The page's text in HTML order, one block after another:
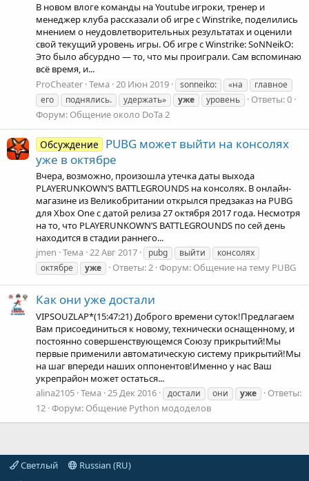
В новом влоге команды на Youtube игроки, тренер и
менеджер клуба рассказали об игре с Winstrike, поделились
мнением о неудовлетворительных результатах и оценили
свой текущий уровень игры. Об игре с Winstrike: SoNNeikO:
Это было абсурдно — то, что мы проиграли. Сам вспоминаю
всё время, и...
ProCheater Тема 20 Июн 2019 sonneiko: «на
главное
его
поднялись. удержать» уже уровень
Ответы: 0
Форум: Общение около DoTa 2
Обсуждение
PUBG может выйти на консолях
уже в октябре
Вчера, возможно, произошла утечка даты выхода
PLAYERUNKOWN’S BATTLEGROUNDS на консолях. В онлайн-
магазине из Великобритании открылся предзаказ на PUBG
для Xbox One с датой релиза 27 октября 2017 года. Несмотря
на то, что PLAYERUNKOWN’S BATTLEGROUNDS по сей день
находится в стадии раннего...
jmen Тема 22 Авг 2017 pubg выйти
консолях
октябре
уже Ответы: 2 Форум: Общение на тему PUBG
Как они уже достали
VIPSOUZLAP*(15:47:21) Доброго времени суток!Предлагаем
Вам присоединиться к новому, технически оснащенному, и
постоянно совершенствующемся Союзу прикрытий!Мы
первые применили автоматическую систему прикрытий!Мы
на шаг впереди наших оппонентов!Именно у нас Ваш
укрепрайон может остаться...
alina2105 Тема 25 Дек 2016 достали они уже
Ответы:
12 Форум: Общение Python мододелов
Светлый
Russian (RU)